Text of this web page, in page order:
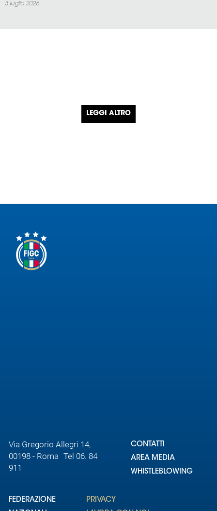
3 luglio 2026
LEGGI ALTRO
Via Gregorio Allegri 14,
00198 - Roma Tel 06. 84
911
CONTATTI
AREA MEDIA
WHISTLEBLOWING
FEDERAZIONE
PRIVACY